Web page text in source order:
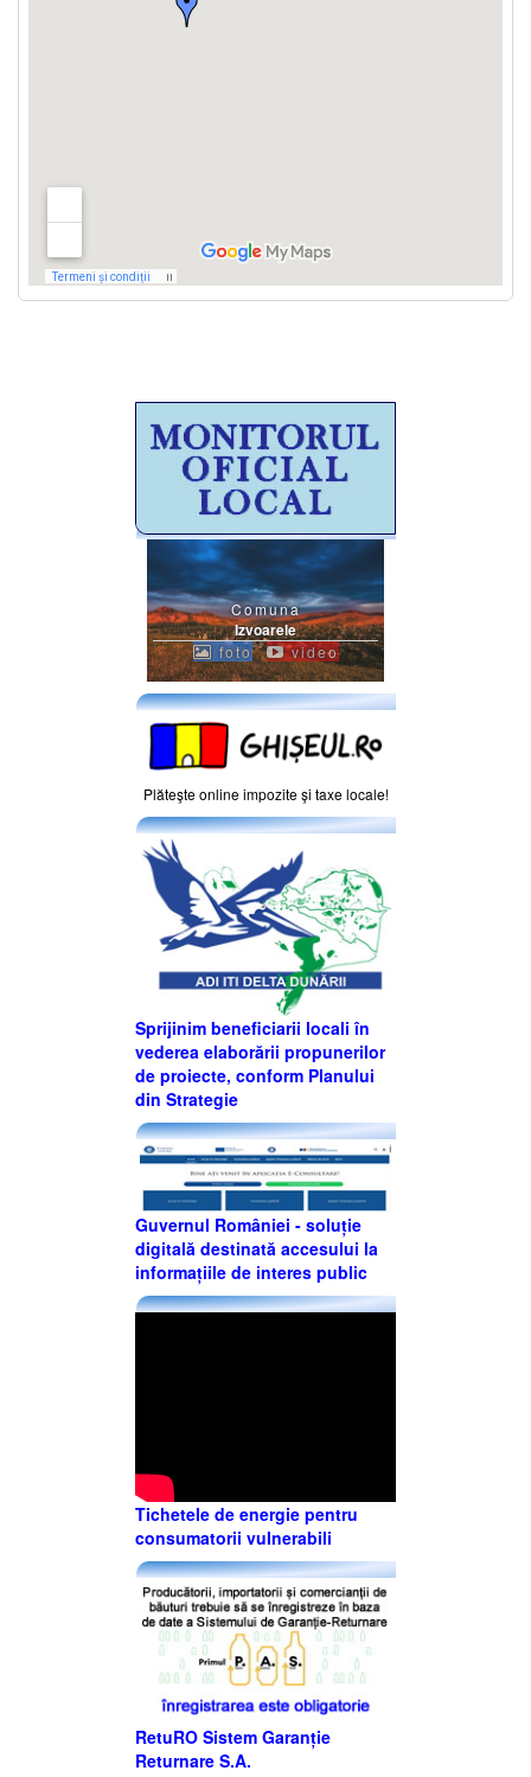
Comuna
Izvoarele
foto video
Plăteşte online impozite şi taxe locale!
Sprijinim beneficiarii locali în
vederea elaborării propunerilor
de proiecte, conform Planului
din Strategie
Guvernul României - soluție
digitală destinată accesului la
informațiile de interes public
Tichetele de energie pentru
consumatorii vulnerabili
RetuRO Sistem Garanție
Returnare S.A.